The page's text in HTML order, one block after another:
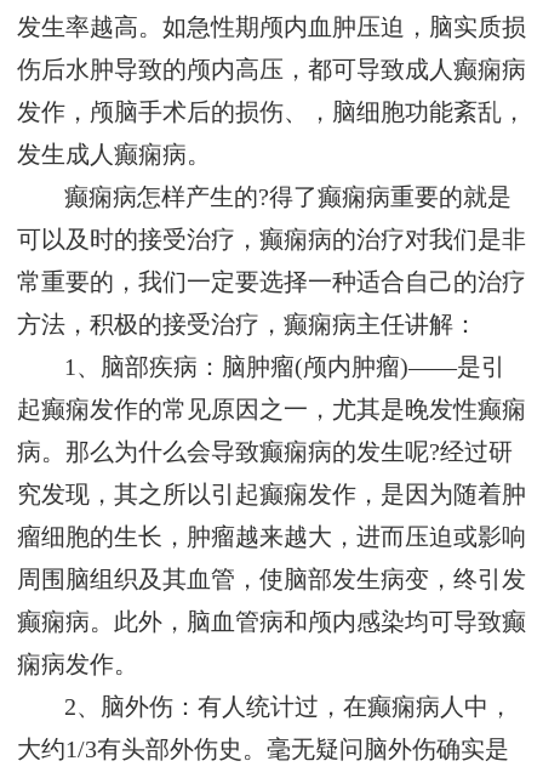
发生率越高。如急性期颅内血肿压迫，脑实质损
伤后水肿导致的颅内高压，都可导致成人癫痫病
发作，颅脑手术后的损伤、，脑细胞功能紊乱，
发生成人癫痫病。
癫痫病怎样产生的?得了癫痫病重要的就是
可以及时的接受治疗，癫痫病的治疗对我们是非
常重要的，我们一定要选择一种适合自己的治疗
方法，积极的接受治疗，癫痫病主任讲解：
1、脑部疾病：脑肿瘤(颅内肿瘤)——是引
起癫痫发作的常见原因之一，尤其是晚发性癫痫
病。那么为什么会导致癫痫病的发生呢?经过研
究发现，其之所以引起癫痫发作，是因为随着肿
瘤细胞的生长，肿瘤越来越大，进而压迫或影响
周围脑组织及其血管，使脑部发生病变，终引发
癫痫病。此外，脑血管病和颅内感染均可导致癫
痫病发作。
2、脑外伤：有人统计过，在癫痫病人中，
大约1/3有头部外伤史。毫无疑问脑外伤确实是